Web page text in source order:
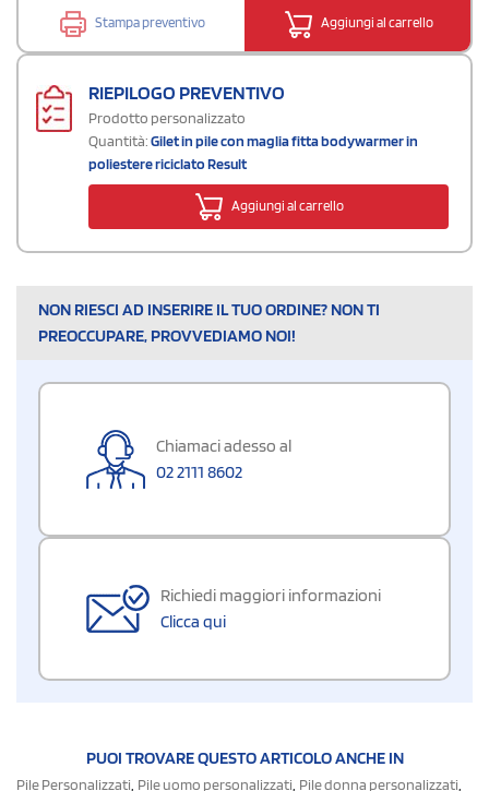
Stampa preventivo Aggiungi al carrello
RIEPILOGO PREVENTIVO
Prodotto personalizzato
Quantità:Gilet in pile con maglia fitta bodywarmer in
poliestere riciclato Result
Aggiungi al carrello
NON RIESCI AD INSERIRE IL TUO ORDINE? NON TI
PREOCCUPARE, PROVVEDIAMO NOI!
Chiamaci adesso al
02 2111 8602
Richiedi maggiori informazioni
Clicca qui
PUOI TROVARE QUESTO ARTICOLO ANCHE IN
Pile Personalizzati, Pile uomo personalizzati, Pile donna personalizzati,